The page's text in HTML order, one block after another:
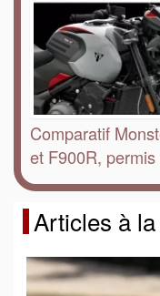
Comparatif
et F900R, permis
Articles à